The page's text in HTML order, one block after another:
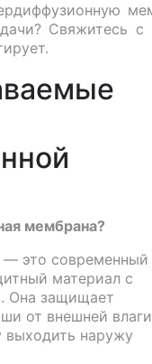
Свяжитесь
мембрана?
— это современный
материал с
Она защищает
от внешней
выходить наружу